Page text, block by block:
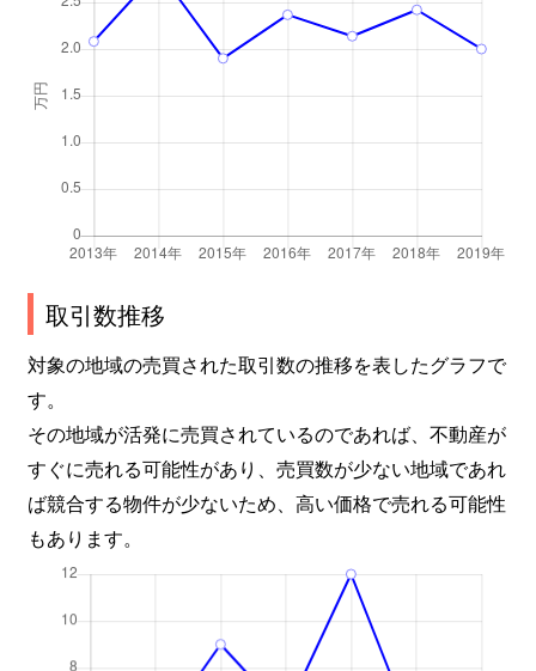
取引数推移
対象の地域の売買された取引数の推移を表したグラフで
す。
その地域が活発に売買されているのであれば、不動産が
すぐに売れる可能性があり、売買数が少ない地域であれ
ば競合する物件が少ないため、高い価格で売れる可能性
もあります。